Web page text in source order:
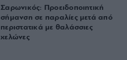
Σαρωνικός: Προειδοποιητική
σήμανση σε παραλίες μετά από
περιστατικά με θαλάσσιες
χελώνες